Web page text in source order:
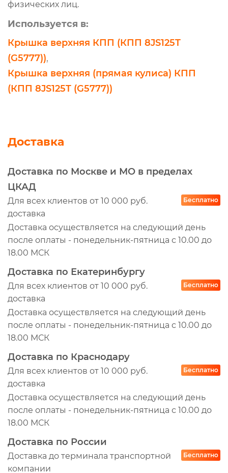
физических лиц.
Используется в:
Крышка верхняя КПП (КПП 8JS125T
(G5777)),
Крышка верхняя (прямая кулиса) КПП
(КПП 8JS125T (G5777))
Доставка
Доставка по Москве и МО в пределах
ЦКАД
Для всех клиентов от 10 000 руб.
доставка
Бесплатно
Доставка осуществляется на следующий день
после оплаты - понедельник-пятница с 10.00 до
18.00 МСК
Доставка по Екатеринбургу
Для всех клиентов от 10 000 руб.
доставка
Бесплатно
Доставка осуществляется на следующий день
после оплаты - понедельник-пятница с 10.00 до
18.00 МСК
Доставка по Краснодару
Для всех клиентов от 10 000 руб.
доставка
Бесплатно
Доставка осуществляется на следующий день
после оплаты - понедельник-пятница с 10.00 до
18.00 МСК
Доставка по России
Доставка до терминала транспортной
компании
Бесплатно